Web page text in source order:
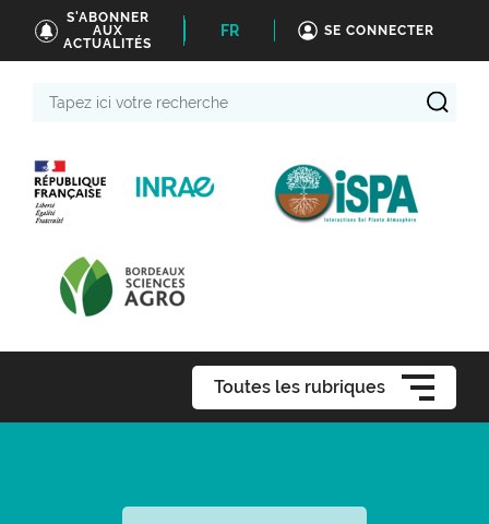
S'ABONNER
AUX
ACTUALITÉS
FR SE CONNECTER
Toutes les rubriques